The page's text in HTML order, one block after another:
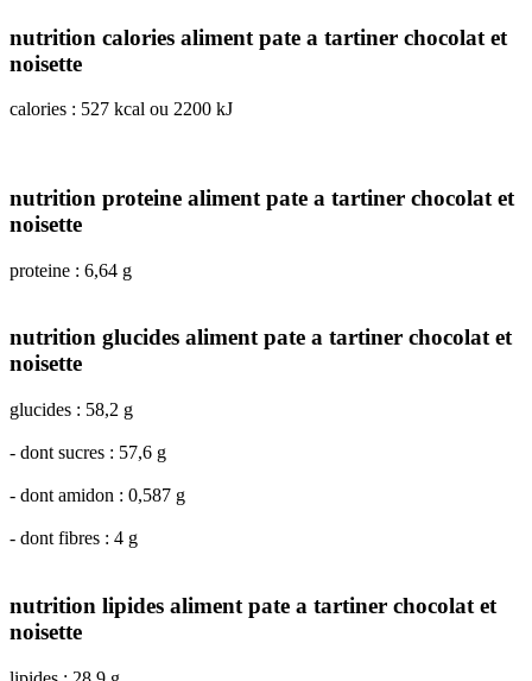
O
P Q
nutrition calories aliment pate a tartiner chocolat et
noisette
calories : 527 kcal ou 2200 kJ
nutrition proteine aliment pate a tartiner chocolat et
noisette
proteine : 6,64 g
nutrition glucides aliment pate a tartiner chocolat et
noisette
glucides : 58,2 g
- dont sucres : 57,6 g
- dont amidon : 0,587 g
- dont fibres : 4 g
nutrition lipides aliment pate a tartiner chocolat et
noisette